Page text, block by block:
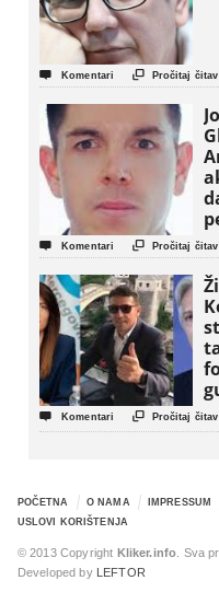
 Komentari  Pročitaj
 Komentari  Pročitaj
 Komentari  Pročitaj
POČETNA O NAMA IMPRESSUM
USLOVI KORIŠTENJA
© 2013 Copyright Kliker.info . Sva
Developed by
LEFTOR